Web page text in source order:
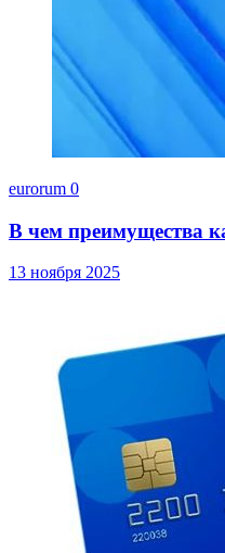
eurorum 0
В чем преимущества
13 ноября 2025